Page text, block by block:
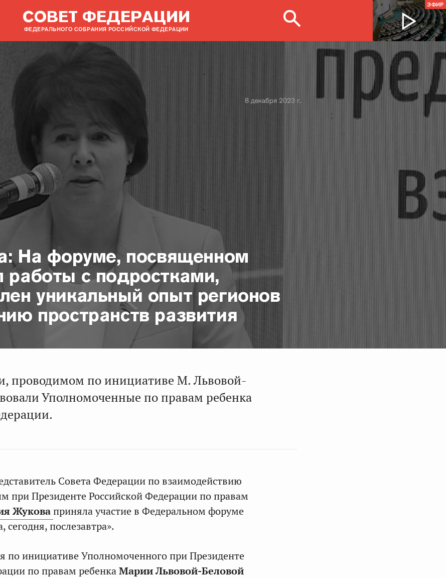
СОВЕТ ФЕДЕРАЦИИ
ФЕДЕРАЛЬНОГО СОБРАНИЯ РОССИЙСКОЙ ФЕДЕРАЦИИ
ЭФИР
На форуме, посвященном
работы с подростками,
уникальный опыт регионов
пространств развития
8 декабря 2023 г.
проводимом по инициативе М. Львовой-
Уполномоченные по правам ребенка
Совета Федерации по взаимодействию
при Президенте Российской Федерации по правам
Жуковаприняла участие в Федеральном форуме
сегодня, послезавтра».
по инициативе Уполномоченного при Президенте
по правам ребенкаМарии Львовой-Беловой